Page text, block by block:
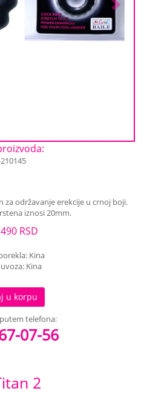
za održavanje erekcije u crnoj boji.
iznosi 20mm.
490 RSD
Kina
Kina
u korpu
telefona:
07-56
2